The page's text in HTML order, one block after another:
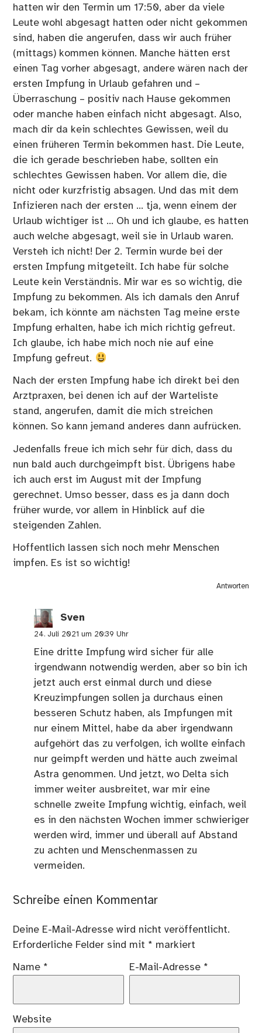
hatten wir den Termin um 17:50, aber da viele
Leute wohl abgesagt hatten oder nicht gekommen
sind, haben die angerufen, dass wir auch früher
(mittags) kommen können. Manche hätten erst
einen Tag vorher abgesagt, andere wären nach der
ersten Impfung in Urlaub gefahren und –
Überraschung – positiv nach Hause gekommen
oder manche haben einfach nicht abgesagt. Also,
mach dir da kein schlechtes Gewissen, weil du
einen früheren Termin bekommen hast. Die Leute,
die ich gerade beschrieben habe, sollten ein
schlechtes Gewissen haben. Vor allem die, die
nicht oder kurzfristig absagen. Und das mit dem
Infizieren nach der ersten … tja, wenn einem der
Urlaub wichtiger ist … Oh und ich glaube, es hatten
auch welche abgesagt, weil sie in Urlaub waren.
Versteh ich nicht! Der 2. Termin wurde bei der
ersten Impfung mitgeteilt. Ich habe für solche
Leute kein Verständnis. Mir war es so wichtig, die
Impfung zu bekommen. Als ich damals den Anruf
bekam, ich könnte am nächsten Tag meine erste
Impfung erhalten, habe ich mich richtig gefreut.
Ich glaube, ich habe mich noch nie auf eine
Impfung gefreut.
Nach der ersten Impfung habe ich direkt bei den
Arztpraxen, bei denen ich auf der Warteliste
stand, angerufen, damit die mich streichen
können. So kann jemand anderes dann aufrücken.
Jedenfalls freue ich mich sehr für dich, dass du
nun bald auch durchgeimpft bist. Übrigens habe
ich auch erst im August mit der Impfung
gerechnet. Umso besser, dass es ja dann doch
früher wurde, vor allem in Hinblick auf die
steigenden Zahlen.
Hoffentlich lassen sich noch mehr Menschen
impfen. Es ist so wichtig!
Antworten
Sven
24. Juli 2021 um 20:39 Uhr
Eine dritte Impfung wird sicher für alle
irgendwann notwendig werden, aber so bin ich
jetzt auch erst einmal durch und diese
Kreuzimpfungen sollen ja durchaus einen
besseren Schutz haben, als Impfungen mit
nur einem Mittel, habe da aber irgendwann
aufgehört das zu verfolgen, ich wollte einfach
nur geimpft werden und hätte auch zweimal
Astra genommen. Und jetzt, wo Delta sich
immer weiter ausbreitet, war mir eine
schnelle zweite Impfung wichtig, einfach, weil
es in den nächsten Wochen immer schwieriger
werden wird, immer und überall auf Abstand
zu achten und Menschenmassen zu
vermeiden.
Schreibe einen Kommentar
Deine E-Mail-Adresse wird nicht veröffentlicht.
Erforderliche Felder sind mit * markiert
Name * E-Mail-Adresse *
Website